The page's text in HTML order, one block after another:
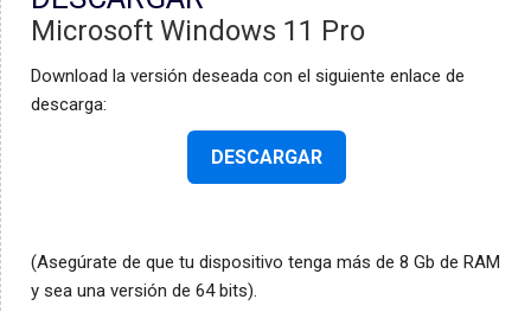
Microsoft Windows 11 Pro
Download la versión deseada con el siguiente enlace de
descarga:
DESCARGAR
(Asegúrate de que tu dispositivo tenga más de 8 Gb de RAM
y sea una versión de 64 bits).